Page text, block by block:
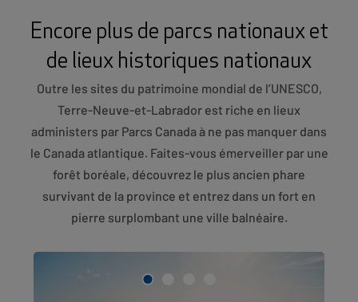
Encore plus de parcs nationaux et
de lieux historiques nationaux
Outre les sites du patrimoine mondial de l’UNESCO,
Terre-Neuve-et-Labrador est riche en lieux
administers par Parcs Canada à ne pas manquer dans
le Canada atlantique. Faites-vous émerveiller par une
forêt boréale, découvrez le plus ancien phare
survivant de la province et entrez dans un fort en
pierre surplombant une ville balnéaire.